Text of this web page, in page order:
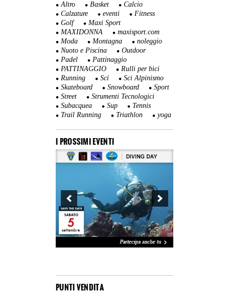
Altro Basket
Calcio
Calzature
eventi
Fitness
Golf
Maxi Sport
MAXIDONNA
maxisport.com
Moda
Montagna
noleggio
Nuoto e Piscina
Outdoor
Padel
Pattinaggio
PATTINAGGIO
Rulli per bici
Running
Sci
Sci Alpinismo
Skateboard
Snowboard
Sport
Street
Strumenti Tecnologici
Subacquea
Sup
Tennis
Trail Running
Triathlon yoga
I PROSSIMI EVENTI
PUNTI VENDITA